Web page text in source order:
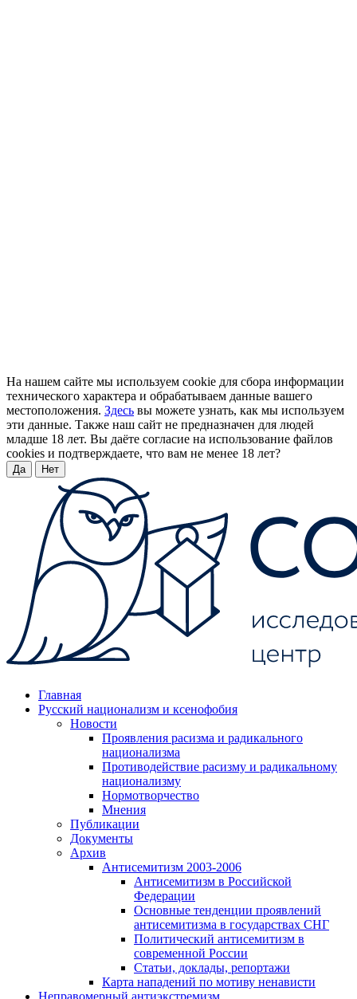
На нашем сайте мы используем cookie для сбора информации
технического характера и обрабатываем данные вашего
местоположения. Здесь вы можете узнать, как мы используем
эти данные. Также наш сайт не предназначен для людей
младше 18 лет. Вы даёте согласие на использование файлов
cookies и подтверждаете, что вам не менее 18 лет?
Да Нет
Главная
Русский национализм и ксенофобия
Новости
Проявления расизма и радикального
национализма
Противодействие расизму и радикальному
национализму
Нормотворчество
Мнения
Публикации
Документы
Архив
Антисемитизм 2003-2006
Антисемитизм в Российской
Федерации
Основные тенденции проявлений
антисемитизма в государствах СНГ
Политический антисемитизм в
современной России
Статьи, доклады, репортажи
Карта нападений по мотиву ненависти